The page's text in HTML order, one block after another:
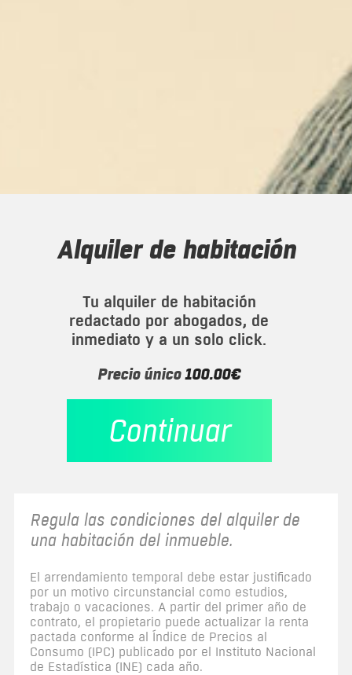
alquiler de habitación
Tu alquiler de habitación
redactado por abogados, de
inmediato y a un solo click.
Precio único100.00€
Continuar
Regula las condiciones del alquiler de
una habitación del inmueble.
El arrendamiento temporal debe estar justificado
por un motivo circunstancial como estudios,
trabajo o vacaciones. A partir del primer año de
contrato, el propietario puede actualizar la renta
pactada conforme al Índice de Precios al
Consumo (IPC) publicado por el Instituto Nacional
de Estadística (INE) cada año.